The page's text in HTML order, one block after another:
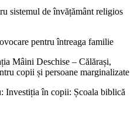
sistemul de învățământ religios
pentru întreaga familie
Mâini Deschise – Călărași,
copii și persoane marginalizate
Investiția în copii: Școala biblică